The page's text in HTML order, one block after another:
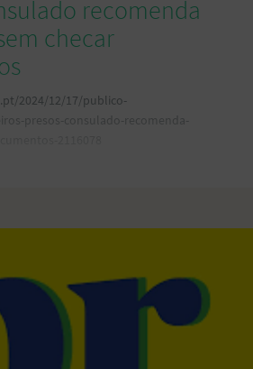
recomenda
checar
2024/12/17/publico-
presos-consulado-recomenda-